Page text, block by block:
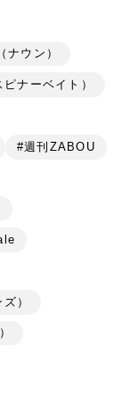
ナウン）
ナーベイト）
#週刊ZABOU
）